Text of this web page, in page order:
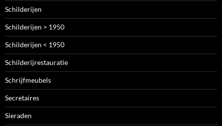
Schilderijen
Schilderijen > 1950
Schilderijen < 1950
Schilderijrestauratie
Schrijfmeubels
Secretaires
Sieraden